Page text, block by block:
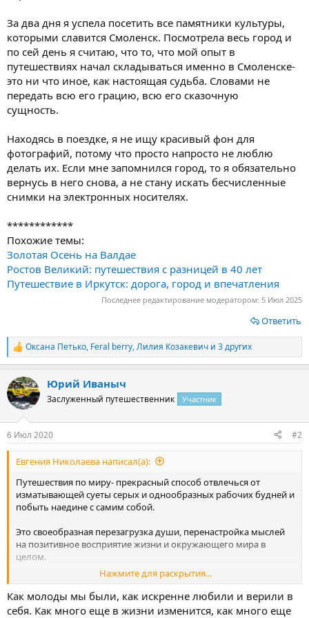
За два дня я успела посетить все памятники культуры,
которыми славится Смоленск. Посмотрела весь город и
по сей день я считаю, что то, что мой опыт в
путешествиях начал складываться именно в Смоленске-
это ни что иное, как настоящая судьба. Словами не
передать всю его грацию, всю его сказочную
сущность.
Находясь в поездке, я не ищу красивый фон для
фотографий, потому что просто напросто не люблю
делать их. Если мне запомнился город, то я обязательно
вернусь в него снова, а не стану искать бесчисленные
снимки на электронных носителях.
************
Похожие темы:
Золотая Осень на Валдае
Ростов Великий: путешествия с разницей в 40 лет
Путешествие в Иркутск: дорога, город и впечатления
Последнее редактирование модератором: 5 Июл 2025
Ответить
Р
е
к
ц
и
Оксана Петько, Feral berry,Лилия Козакевич и 3 других
Юрий Иваныч
Заслуженный путешественник Участник
6 Июл 2020 #2
Евгения Николаева написал(а):
Путешествия по миру- прекрасный способ отвлечься от
изматывающей суеты серых и однообразных рабочих будней и
побыть наедине с самим собой.
Это своеобразная перезагрузка души, перенастройка мыслей
на позитивное восприятие жизни и окружающего мира в
целом.
Ко мне это осознание пришло совсем недавно. И с того самого
момента дорога в новое место, в котором я ещё никогда не
была, ассоциируется у меня с одними из самых светлых
Нажмите для раскрытия...
Как молоды мы были, как искренне любили и верили в
себя. Как много еще в жизни изменится, как много еще